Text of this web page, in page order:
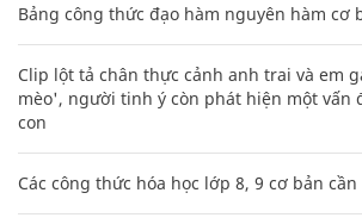
Bảng công thức đạo hàm nguyên hàm cơ
Clip lột tả chân thực cảnh anh trai và em
mèo', người tinh ý còn phát hiện một vấn
con
Các công thức hóa học lớp 8, 9 cơ bản